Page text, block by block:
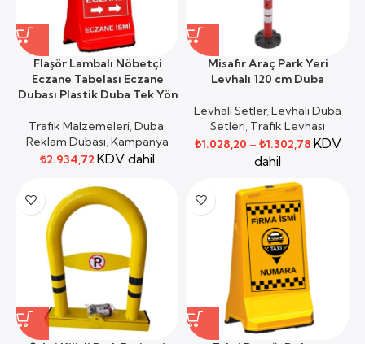
Flaşör Lambalı Nöbetçi
Eczane Tabelası Eczane
Dubası Plastik Duba Tek Yön
Trafik Malzemeleri,Duba,
Reklam Dubası,Kampanya
₺2.934,72 KDV dahil
Misafir Araç Park Yeri
Levhalı 120 cm Duba
Levhalı Setler,Levhalı Duba
Setleri, Trafik Levhası
₺1.028,20 – ₺1.302,78 KDV
dahil